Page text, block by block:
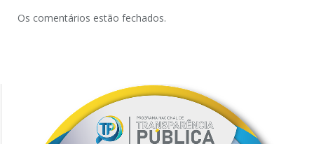
Os comentários estão fechados.